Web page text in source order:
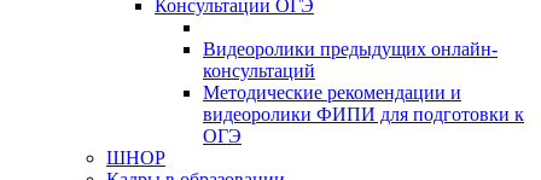
Консультации ОГЭ
Видеоролики предыдущих онлайн-
консультаций
Методические рекомендации и
видеоролики ФИПИ для подготовки к
ОГЭ
ШНОР